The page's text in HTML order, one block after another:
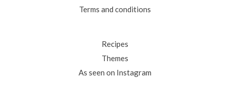
Terms and conditions
Recipes
Themes
As seen on Instagram